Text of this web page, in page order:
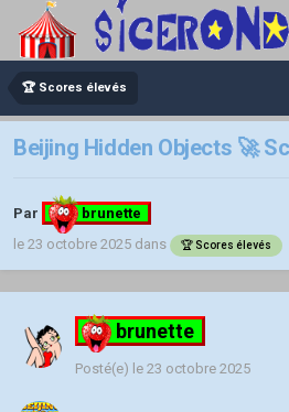
🏆 Scores élevés
Beijing Hidden Objects 🚀
Par
brunette
le 23 octobre 2025 dans 🏆 Scores élevés
brunette
Posté(e) le 23 octobre 2025